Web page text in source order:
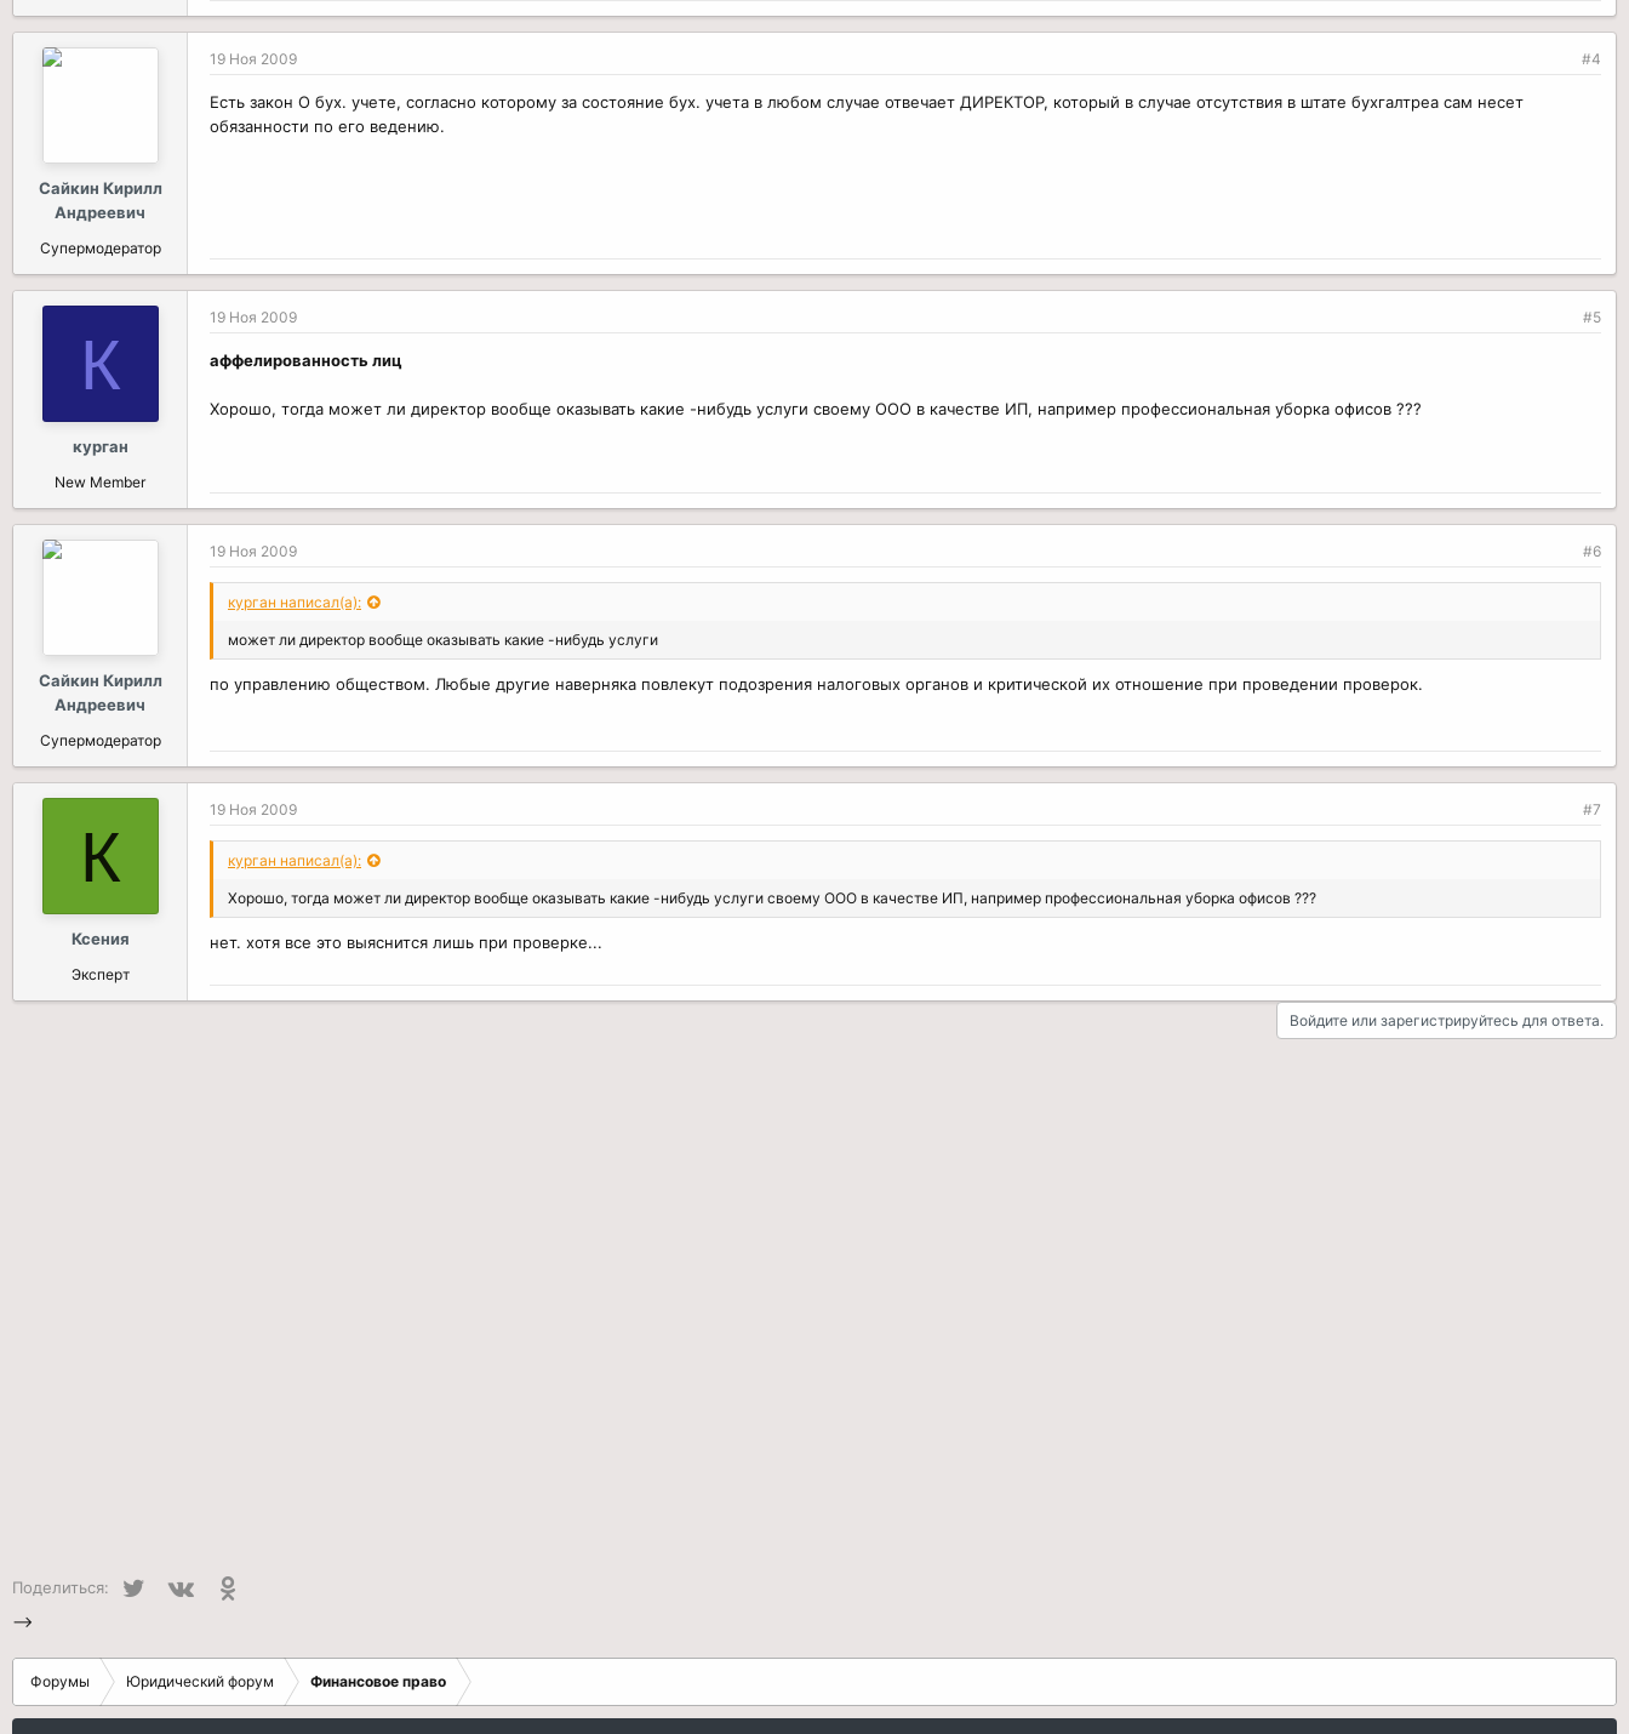
Сайкин Кирилл
Андреевич
Супермодератор
19 Ноя 2009 #4
Есть закон О бух. учете, согласно которому за состояние бух. учета в любом случае отвечает ДИРЕКТОР, который в случае отсутствия в штате бухгалтреа сам несет
обязанности по его ведению.
К
курган
New Member
19 Ноя 2009 #5
аффелированность лиц
Хорошо, тогда может ли директор вообще оказывать какие -нибудь услуги своему ООО в качестве ИП, например профессиональная уборка офисов ???
Сайкин Кирилл
Андреевич
Супермодератор
19 Ноя 2009 #6
курган написал(а):
может ли директор вообще оказывать какие -нибудь услуги
по управлению обществом. Любые другие наверняка повлекут подозрения налоговых органов и критической их отношение при проведении проверок.
К
Ксения
Эксперт
19 Ноя 2009 #7
курган написал(а):
Хорошо, тогда может ли директор вообще оказывать какие -нибудь услуги своему ООО в качестве ИП, например профессиональная уборка офисов ???
нет. хотя все это выяснится лишь при проверке...
Войдите или зарегистрируйтесь для ответа.
Поделиться: Twitter
-->
Форумы Юридический форум Финансовое право